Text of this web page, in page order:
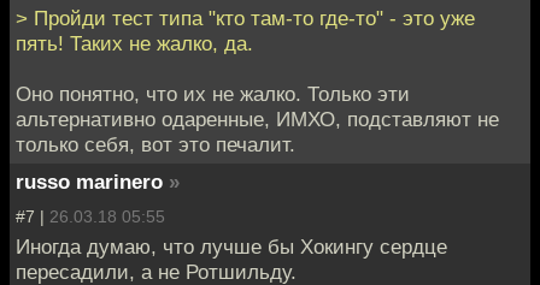
> Пройди тест типа "кто там-то где-то" - это уже
пять! Таких не жалко, да.
Оно понятно, что их не жалко. Только эти
альтернативно одаренные, ИМХО, подставляют не
только себя, вот это печалит.
russo marinero »
#7 | 26.03.18 05:55
Иногда думаю, что лучше бы Хокингу сердце
пересадили, а не Ротшильду.